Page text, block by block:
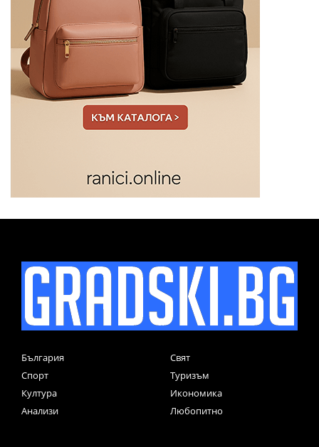
България
Свят
Спорт
Туризъм
Култура
Икономика
Анализи
Любопитно